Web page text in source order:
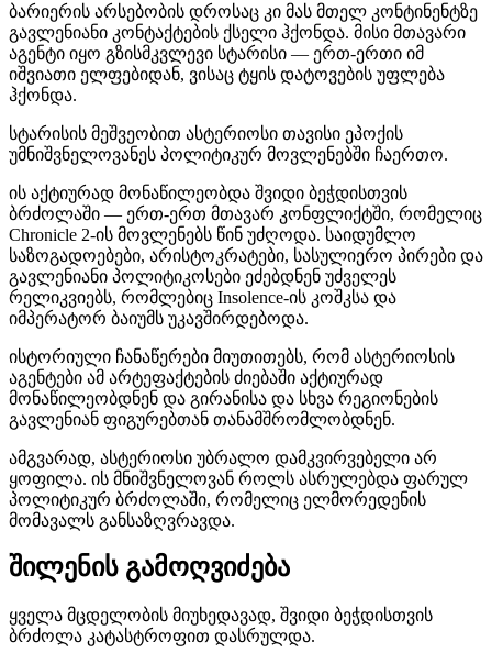
ბარიერის არსებობის დროსაც კი მას მთელ კონტინენტზე
გავლენიანი კონტაქტების ქსელი ჰქონდა. მისი მთავარი
აგენტი იყო გზისმკვლევი სტარისი — ერთ-ერთი იმ
იშვიათი ელფებიდან, ვისაც ტყის დატოვების უფლება
ჰქონდა.
სტარისის მეშვეობით ასტერიოსი თავისი ეპოქის
უმნიშვნელოვანეს პოლიტიკურ მოვლენებში ჩაერთო.
ის აქტიურად მონაწილეობდა შვიდი ბეჭდისთვის
ბრძოლაში — ერთ-ერთ მთავარ კონფლიქტში, რომელიც
Chronicle 2-ის მოვლენებს წინ უძღოდა. საიდუმლო
საზოგადოებები, არისტოკრატები, სასულიერო პირები და
გავლენიანი პოლიტიკოსები ეძებდნენ უძველეს
რელიკვიებს, რომლებიც Insolence-ის კოშკსა და
იმპერატორ ბაიუმს უკავშირდებოდა.
ისტორიული ჩანაწერები მიუთითებს, რომ ასტერიოსის
აგენტები ამ არტეფაქტების ძიებაში აქტიურად
მონაწილეობდნენ და გირანისა და სხვა რეგიონების
გავლენიან ფიგურებთან თანამშრომლობდნენ.
ამგვარად, ასტერიოსი უბრალო დამკვირვებელი არ
ყოფილა. ის მნიშვნელოვან როლს ასრულებდა ფარულ
პოლიტიკურ ბრძოლაში, რომელიც ელმორედენის
მომავალს განსაზღვრავდა.
შილენის გამოღვიძება
ყველა მცდელობის მიუხედავად, შვიდი ბეჭდისთვის
ბრძოლა კატასტროფით დასრულდა.